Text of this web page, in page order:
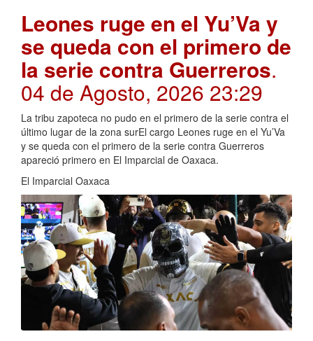
Leones ruge en el Yu’Va y
se queda con el primero de
la serie contra Guerreros.
04 de Agosto, 2026 23:29
La tribu zapoteca no pudo en el primero de la serie contra el
último lugar de la zona surEl cargo Leones ruge en el Yu’Va
y se queda con el primero de la serie contra Guerreros
apareció primero en El Imparcial de Oaxaca.
El Imparcial Oaxaca